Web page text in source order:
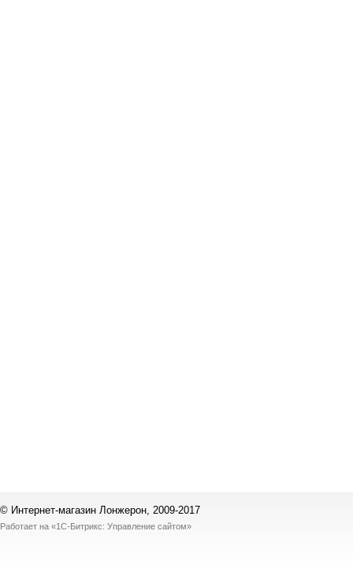
© Интернет-магазин Лонжерон, 2009-2017
Работает на «1С-Битрикс: Управление сайтом»